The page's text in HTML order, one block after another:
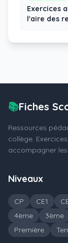
Exercices
l'aire des
📚Fiches
Ressources
collège.
accompagner
Niveaux
CP CE1
4ème
3ème
Première